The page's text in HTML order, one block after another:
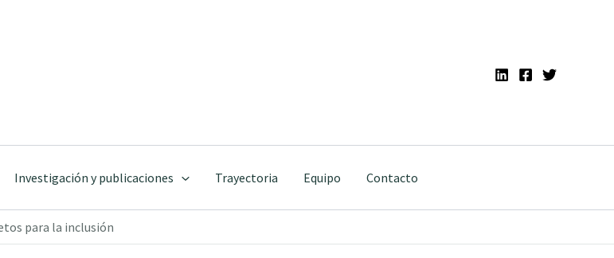
Investigación y publicaciones Trayectoria Equipo Contacto
para la inclusión